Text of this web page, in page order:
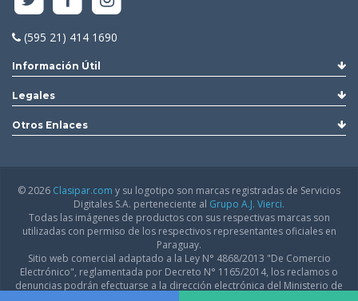
(595 21) 414 1690
Información Útil
Legales
Otros Enlaces
© 2026 Clasipar.com y su logotipo son marcas registradas de Servicios
Digitales S.A. perteneciente al Grupo A.J. Vierci.
Todas las imágenes de productos con sus respectivas marcas son
utilizadas con permiso de los respectivos representantes oficiales en
Paraguay.
Sitio web comercial adaptado a la Ley N° 4868/2013 "De Comercio
Electrónico", reglamentada por Decreto N° 1165/2014, los reclamos o
denuncias podrán efectuarse a la dirección electrónica del Ministerio de